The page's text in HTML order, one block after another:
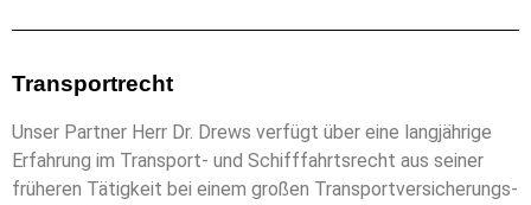
Transportrecht
Unser Partner Herr Dr. Drews verfügt über eine langjährige
Erfahrung im Transport- und Schifffahrtsrecht aus seiner
früheren Tätigkeit bei einem großen Transportversicherungs-